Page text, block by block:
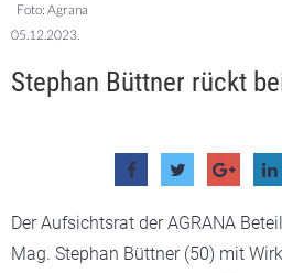
Foto: Agrana
05.12.2023.
Stephan Büttner rückt
Der Aufsichtsrat der AGRANA
Mag. Stephan Büttner (50) mit